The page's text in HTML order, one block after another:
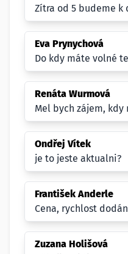
Zítra od 5 budeme k
Eva Prynychová
Do kdy máte volné
Renáta Wurmová
Mel bych zájem,
Ondřej Vítek
je to jeste aktualni?
František Anderle
Cena, rychlost
Zuzana Holišová